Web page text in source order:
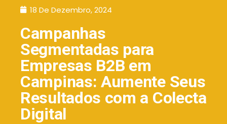
18 De Dezembro, 2024
Campanhas
Segmentadas para
Empresas B2B em
Campinas: Aumente Seus
Resultados com a Colecta
Digital